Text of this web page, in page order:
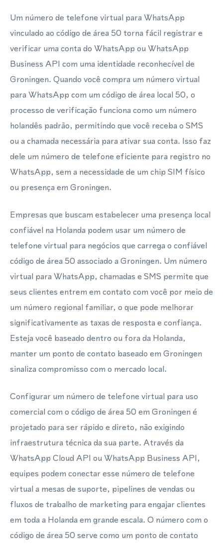
Um número de telefone virtual para WhatsApp
vinculado ao código de área 50 torna fácil registrar e
verificar uma conta do WhatsApp ou WhatsApp
Business API com uma identidade reconhecível de
Groningen. Quando você compra um número virtual
para WhatsApp com um código de área local 50, o
processo de verificação funciona como um número
holandês padrão, permitindo que você receba o SMS
ou a chamada necessária para ativar sua conta. Isso faz
dele um número de telefone eficiente para registro no
WhatsApp, sem a necessidade de um chip SIM físico
ou presença em Groningen.
Empresas que buscam estabelecer uma presença local
confiável na Holanda podem usar um número de
telefone virtual para negócios que carrega o confiável
código de área 50 associado a Groningen. Um número
virtual para WhatsApp, chamadas e SMS permite que
seus clientes entrem em contato com você por meio de
um número regional familiar, o que pode melhorar
significativamente as taxas de resposta e confiança.
Esteja você baseado dentro ou fora da Holanda,
manter um ponto de contato baseado em Groningen
sinaliza compromisso com o mercado local.
Configurar um número de telefone virtual para uso
comercial com o código de área 50 em Groningen é
projetado para ser rápido e direto, não exigindo
infraestrutura técnica da sua parte. Através da
WhatsApp Cloud API ou WhatsApp Business API,
equipes podem conectar esse número de telefone
virtual a mesas de suporte, pipelines de vendas ou
fluxos de trabalho de marketing para engajar clientes
em toda a Holanda em grande escala. O número com o
código de área 50 serve como um ponto de contato